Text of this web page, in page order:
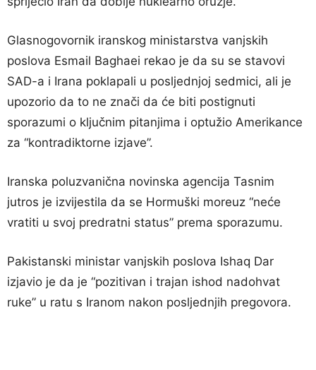
Glasnogovornik iranskog ministarstva vanjskih
poslova Esmail Baghaei rekao je da su se stavovi
SAD-a i Irana poklapali u posljednjoj sedmici, ali je
upozorio da to ne znači da će biti postignuti
sporazumi o ključnim pitanjima i optužio Amerikance
za “kontradiktorne izjave”.
Iranska poluzvanična novinska agencija Tasnim
jutros je izvijestila da se Hormuški moreuz “neće
vratiti u svoj predratni status” prema sporazumu.
Pakistanski ministar vanjskih poslova Ishaq Dar
izjavio je da je “pozitivan i trajan ishod nadohvat
ruke” u ratu s Iranom nakon posljednjih pregovora.